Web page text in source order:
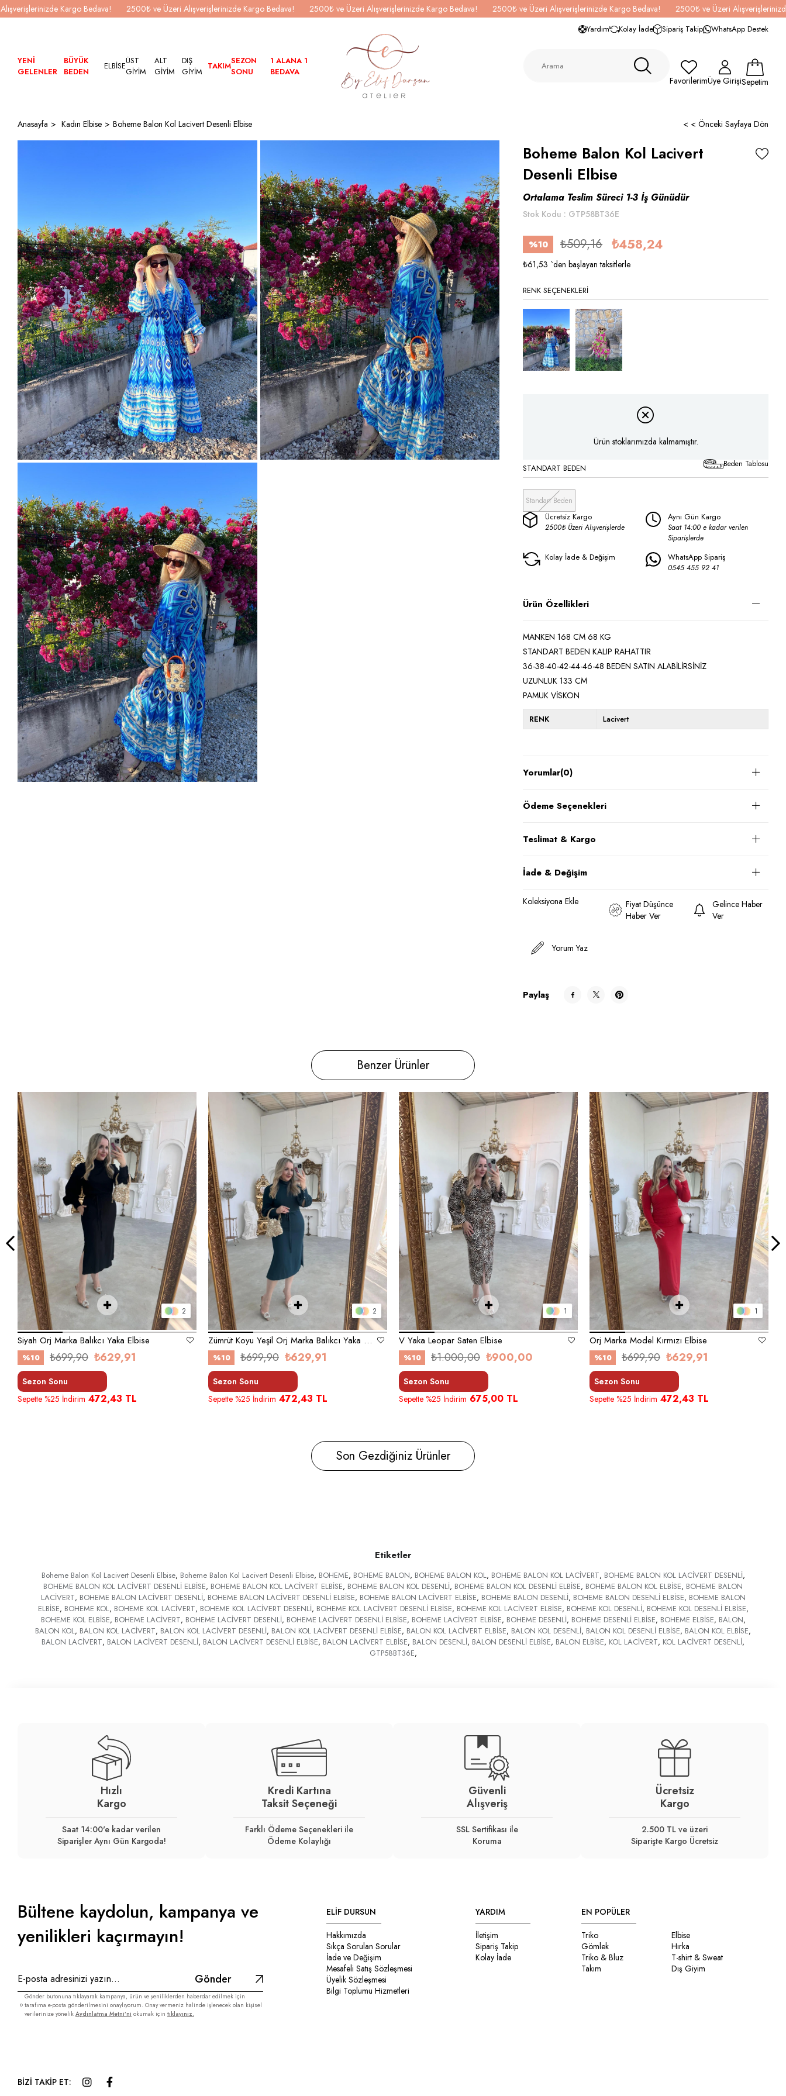
Kargo Bedava! 2500₺ ve Üzeri Alışverişlerinizde Kargo Bedava! 2500₺ ve Üzeri Alışverişlerinizde Kargo Bedava! 2500₺ ve Üzeri Alışverişlerinizde Kargo Bedava! 2500₺ ve Üzeri
YENİ
GELENLER
BÜYÜK
BEDEN
ELBİSEÜST
GİYİM
ALT
GİYİM
DIŞ
GİYİM TAKIMSEZON
SONU
1 ALANA 1
BEDAVA
Yardım Kolay İade Sipariş Takip WhatsApp Destek
FavorilerimÜye GirişiSepetim
Anasayfa Kadın Elbise Boheme Balon Kol Lacivert Desenli Elbise < < Önceki Sayfaya Dön
Boheme Balon Kol Lacivert
Desenli Elbise
Ortalama Teslim Süreci 1-3 İş Günüdür
Stok Kodu GTP58BT36E
%10
İndirim
₺509,16 ₺458,24
₺61,53 `den başlayan taksitlerle
RENK SEÇENEKLERI
Tükendi
Ürün stoklarımızda kalmamıştır.
STANDART BEDEN
Standart Beden
Beden Tablosu
Ücretsiz Kargo
2500₺ Üzeri Alışverişlerde
Aynı Gün Kargo
Saat 14:00 e kadar verilen
Siparişlerde
Kolay İade & Değişim WhatsApp Sipariş
0545 455 92 41
Ürün Özellikleri
MANKEN 168 CM 68 KG
STANDART BEDEN KALIP RAHATTIR
36-38-40-42-44-46-48 BEDEN SATIN ALABİLİRSİNİZ
UZUNLUK 133 CM
PAMUK VİSKON
RENK Lacivert
Yorumlar(0)
Ödeme Seçenekleri
Teslimat & Kargo
İade & Değişim
Koleksiyona Ekle
Fiyat Düşünce
Haber Ver
Gelince Haber
Ver
Yorum Yaz
Paylaş
Benzer Ürünler
2
Siyah Orj Marka Balıkcı Yaka Elbise
%10 ₺629,91
₺699,90
Sezon Sonu
Sepette %25 İndirim 472,43 TL
2
Zümrüt Koyu Yeşil Orj Marka Balıkcı Yaka Elbise
%10 ₺629,91
₺699,90
Sezon Sonu
Sepette %25 İndirim 472,43 TL
1
V Yaka Leopar Saten Elbise
%10 ₺900,00
₺1.000,00
Sezon Sonu
Sepette %25 İndirim 675,00 TL
1
Orj Marka Model Kırmızı Elbise
%10 ₺629,91
₺699,90
Sezon Sonu
Sepette %25 İndirim 472,43 TL
Son Gezdiğiniz Ürünler
Etiketler
Boheme Balon Kol Lacivert Desenli Elbise, Boheme Balon Kol Lacivert Desenli Elbise, BOHEME, BOHEME BALON, BOHEME BALON KOL, BOHEME BALON KOL LACİVERT, BOHEME BALON KOL LACİVERT DESENLİ,
BOHEME BALON KOL LACİVERT DESENLİ ELBİSE, BOHEME BALON KOL LACİVERT ELBİSE, BOHEME BALON KOL DESENLİ, BOHEME BALON KOL DESENLİ ELBİSE, BOHEME BALON KOL ELBİSE, BOHEME BALON
LACİVERT, BOHEME BALON LACİVERT DESENLİ, BOHEME BALON LACİVERT DESENLİ ELBİSE, BOHEME BALON LACİVERT ELBİSE, BOHEME BALON DESENLİ, BOHEME BALON DESENLİ ELBİSE, BOHEME BALON
ELBİSE, BOHEME KOL, BOHEME KOL LACİVERT, BOHEME KOL LACİVERT DESENLİ, BOHEME KOL LACİVERT DESENLİ ELBİSE, BOHEME KOL LACİVERT ELBİSE, BOHEME KOL DESENLİ, BOHEME KOL DESENLİ ELBİSE,
BOHEME KOL ELBİSE, BOHEME LACİVERT, BOHEME LACİVERT DESENLİ, BOHEME LACİVERT DESENLİ ELBİSE, BOHEME LACİVERT ELBİSE, BOHEME DESENLİ, BOHEME DESENLİ ELBİSE, BOHEME ELBİSE, BALON,
BALON KOL, BALON KOL LACİVERT, BALON KOL LACİVERT DESENLİ, BALON KOL LACİVERT DESENLİ ELBİSE, BALON KOL LACİVERT ELBİSE, BALON KOL DESENLİ, BALON KOL DESENLİ ELBİSE, BALON KOL ELBİSE,
BALON LACİVERT, BALON LACİVERT DESENLİ, BALON LACİVERT DESENLİ ELBİSE, BALON LACİVERT ELBİSE, BALON DESENLİ, BALON DESENLİ ELBİSE, BALON ELBİSE, KOL LACİVERT, KOL LACİVERT DESENLİ,
GTP58BT36E,
Hızlı
Kargo
Saat 14:00'e kadar verilen
Siparişler Aynı Gün Kargoda!
Kredi Kartına
Taksit Seçeneği
Farklı Ödeme Seçenekleri ile
Ödeme Kolaylığı
Güvenli
Alışveriş
SSL Sertifikası ile
Koruma
Ücretsiz
Kargo
2.500 TL ve üzeri
Siparişte Kargo Ücretsiz
Bültene kaydolun, kampanya ve
yenilikleri kaçırmayın!
Gönder
Gönder butonuna tıklayarak kampanya, ürün ve yeniliklerden haberdar edilmek için
tarafıma e-posta gönderilmesini onaylıyorum. Onay vermeniz halinde işlenecek olan kişisel
verilerinize yönelik Aydınlatma Metni’ni okumak için tıklayınız.
BİZİ TAKİP ET:
ELİF DURSUN
Hakkımızda
Sıkça Sorulan Sorular
İade ve Değişim
Mesafeli Satış Sözleşmesi
Üyelik Sözleşmesi
Bilgi Toplumu Hizmetleri
YARDIM
İletişim
Sipariş Takip
Kolay İade
EN POPÜLER
Triko
Elbise
Gömlek
Hırka
Triko & Bluz
T-shirt & Sweat
Takım
Dış Giyim